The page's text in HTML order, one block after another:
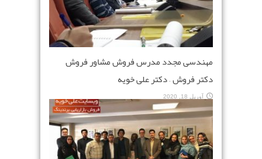
مهندسی مجدد مدرس فروش مشاور فروش
دکتر فروش – دکتر علی خویه
آوریل 18, 2020